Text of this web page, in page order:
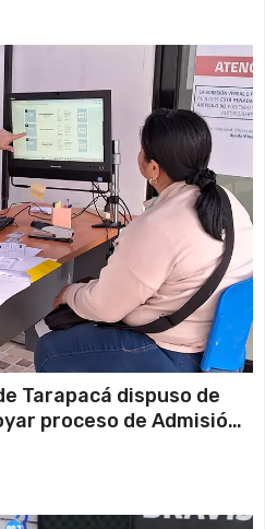
Tarapacá dispuso de
proceso de Admisión